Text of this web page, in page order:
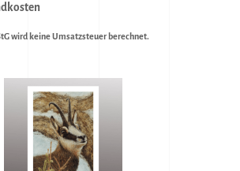
wird keine Umsatzsteuer berechnet.